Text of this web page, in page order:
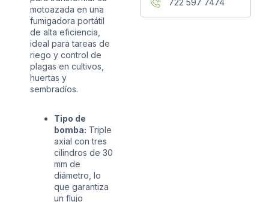
motoazada en una
fumigadora portátil
de alta eficiencia,
ideal para tareas de
riego y control de
plagas en cultivos,
huertas y
sembradíos.
Tipo de
bomba: Triple
axial con tres
cilindros de 30
mm de
diámetro, lo
que garantiza
un flujo
722 597 7474